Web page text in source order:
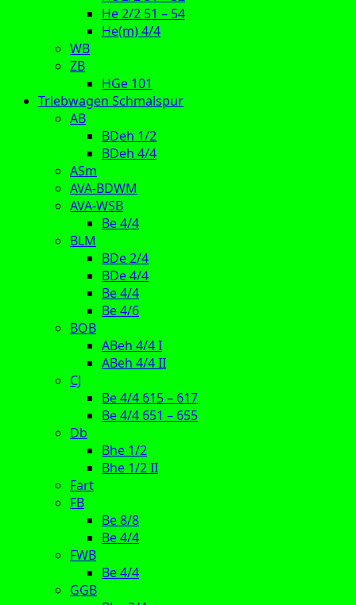
He 2/2 51 – 54
He(m) 4/4
WB
ZB
HGe 101
Triebwagen Schmalspur
AB
BDeh 1/2
BDeh 4/4
ASm
AVA-BDWM
AVA-WSB
Be 4/4
BLM
BDe 2/4
BDe 4/4
Be 4/4
Be 4/6
BOB
ABeh 4/4 I
ABeh 4/4 II
CJ
Be 4/4 615 – 617
Be 4/4 651 – 655
Db
Bhe 1/2
Bhe 1/2 II
Fart
FB
Be 8/8
Be 4/4
FWB
Be 4/4
GGB